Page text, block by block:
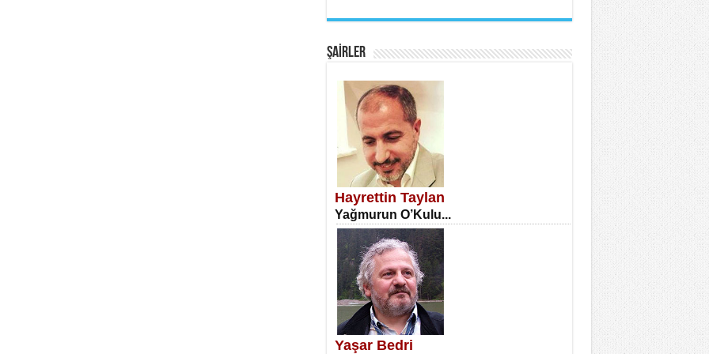
SATILMIŞ ÜMİT ÇETİNKAYA
Erkenlik...
NECLA DİLEK ARSLAN
Öğretmenler Günü Mahkemesi...
ŞAİRLER
Hayrettin Taylan
Yağmurun O’Kulu...
Yaşar Bedri